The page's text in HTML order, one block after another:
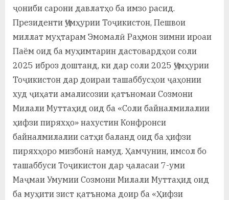
ҷониби сарони давлатҳо ба имзо расид.
Президенти Ҷумҳурии Тоҷикистон, Пешвои
миллат муҳтарам Эмомалӣ Раҳмон зимни ироаи
Паём оид ба муҳимтарин дастовардҳои соли
2025 иброз доштанд, ки дар соли 2025 Ҷумҳурии
Тоҷикистон дар доираи ташаббусҳои ҷаҳонии
худ ҷиҳати амалисозии қатъномаи Созмони
Милали Муттаҳид оид ба «Соли байналмилалии
ҳифзи пиряхҳо» нахустин Конфронси
байналмилалии сатҳи баланд оид ба ҳифзи
пиряхҳоро мизбонӣ намуд. Ҳамчунин, имсол бо
ташаббуси Тоҷикистон дар ҷаласаи 7-уми
Маҷмаи Умумии Созмони Милали Муттаҳид оид
ба муҳити зист қатънома доир ба «Ҳифзи